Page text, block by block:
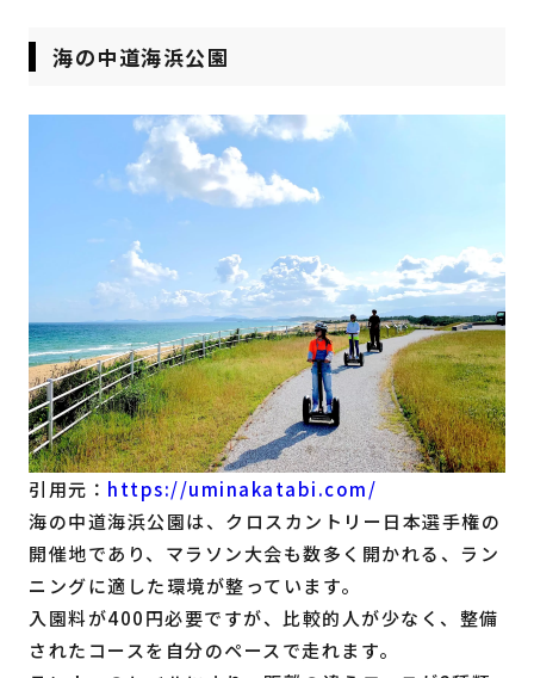
海の中道海浜公園
引用元： https://uminakatabi.com/
海の中道海浜公園は、クロスカントリー日本選手権の
開催地であり、マラソン大会も数多く開かれる、ラン
ニングに適した環境が整っています。
入園料が400円必要ですが、比較的人が少なく、整備
されたコースを自分のペースで走れます。